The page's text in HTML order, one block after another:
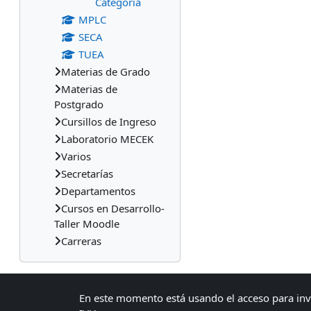
MPLC
SECA
TUEA
Materias de Grado
Materias de
Postgrado
Cursillos de Ingreso
Laboratorio MECEK
Varios
Secretarías
Departamentos
Cursos en Desarrollo-
Taller Moodle
Carreras
En este momento está usando el acceso para